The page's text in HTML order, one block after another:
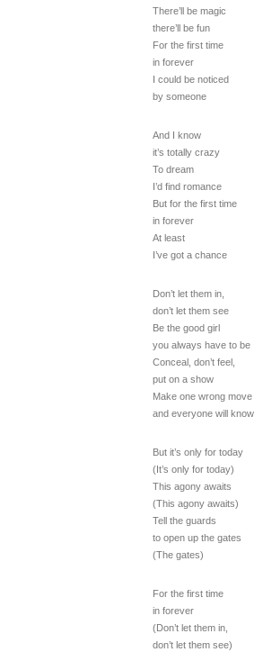
There’ll be magic
there’ll be fun
For the first time
in forever
I could be noticed
by someone
And I know
it’s totally crazy
To dream
I’d find romance
But for the first time
in forever
At least
I’ve got a chance
Don’t let them in,
don’t let them see
Be the good girl
you always have to be
Conceal, don’t feel,
put on a show
Make one wrong move
and everyone will know
But it’s only for today
(It’s only for today)
This agony awaits
(This agony awaits)
Tell the guards
to open up the gates
(The gates)
For the first time
in forever
(Don’t let them in,
don’t let them see)